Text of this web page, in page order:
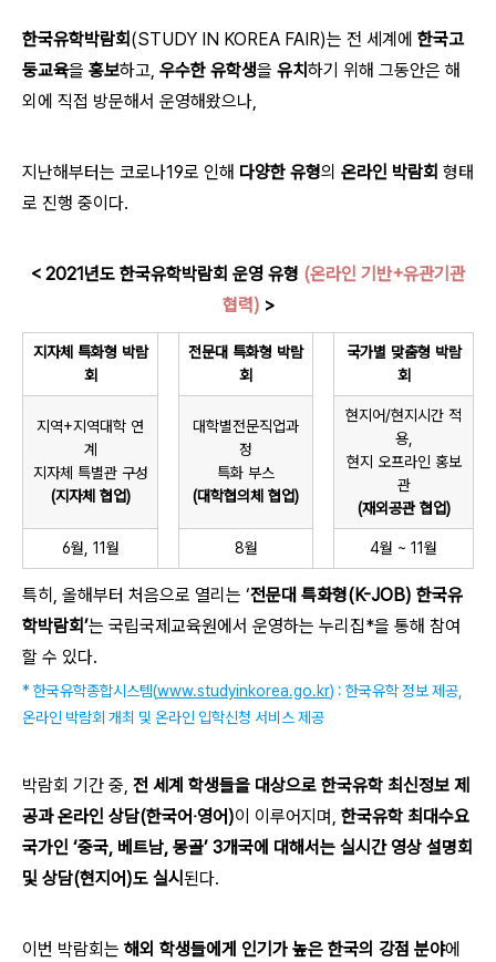
한국유학박람회 (STUDY IN KOREA FAIR)는 전 세계에 한국고
둥교육을 홍보하고, 우수한 유학생을 유치하기 위해 그동안은 해
외에 직접 방문해서 운영해왔으나,
지난해부터는 코로나19로 인해 다양한 유형의 온라인 박람회 형태
로 진행 중이다.
< 2021년도 한국유학박람회 운영 유형 (온라인 기반+유관기관
협력) >
지자체 특화형 박람
회
전문대 특화형 박람
회
국가별 맞춤형 박람
회
지역+지역대학 연
계
지자체 특별관 구성
(지자체 협업)
대학별전문직업과
정
특화 부스
(대학협의체 협업)
현지어/현지시간 적
용,
현지 오프라인 홍보
관
(재외공관 협업)
6월, 11월 8월 4월 ~ 11월
특히, 올해부터 처음으로 열리는 ‘전문대 특화형(K-JOB) 한국유
학박람회’는 국립국제교육원에서 운영하는 누리집*을 통해 참여
할 수 있다.
* 한국유학종합시스템(www.studyinkorea.go.kr) : 한국유학 정보 제공,
온라인 박람회 개최 및 온라인 입학신청 서비스 제공
박람회 기간 중, 전 세계 학생들을 대상으로 한국유학 최신정보 제
공과 온라인 상담(한국어‧영어)이 이루어지며, 한국유학 최대수요
국가인 ‘중국, 베트남, 몽골’ 3개국에 대해서는 실시간 영상 설명회
및 상담(현지어)도 실시 된다.
이번 박람회는 해외 학생들에게 인기가 높은 한국의 강점 분야에